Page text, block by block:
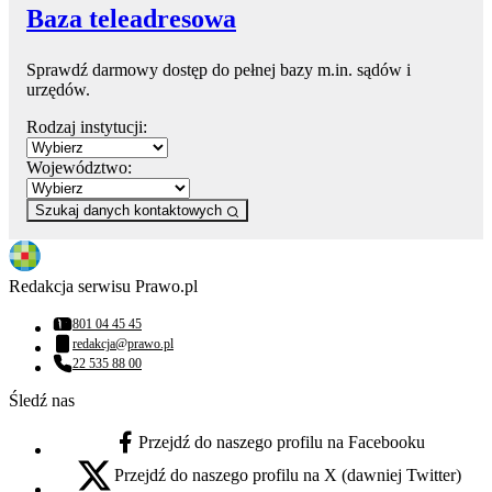
Baza teleadresowa
Sprawdź darmowy dostęp do pełnej bazy m.in. sądów i
urzędów.
Rodzaj instytucji:
Województwo:
Szukaj danych kontaktowych
Redakcja serwisu Prawo.pl
Numer telefonu:
801 04 45 45
Adres email:
redakcja@prawo.pl
Numer telefonu:
22 535 88 00
Śledź nas
facebook - otwiera się w nowej karcie
Przejdź do naszego profilu na Facebooku
x - otwiera się w nowej karcie
Przejdź do naszego profilu na X (dawniej Twitter)